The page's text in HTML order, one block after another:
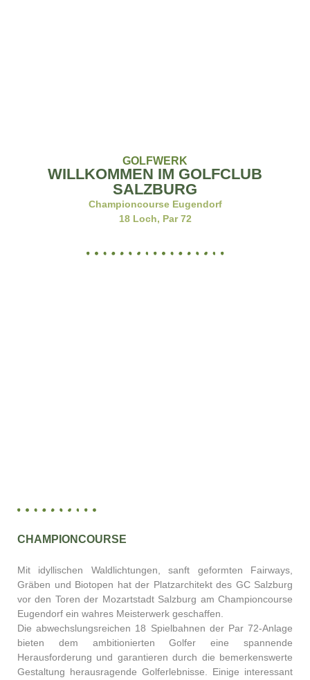
GOLFWERK
WILLKOMMEN IM GOLFCLUB
SALZBURG
Championcourse Eugendorf
18 Loch, Par 72
CHAMPIONCOURSE
Mit idyllischen Waldlichtungen, sanft geformten Fairways,
Gräben und Biotopen hat der Platzarchitekt des GC Salzburg
vor den Toren der Mozartstadt Salzburg am Championcourse
Eugendorf ein wahres Meisterwerk geschaffen.
Die abwechslungsreichen 18 Spielbahnen der Par 72-Anlage
bieten dem ambitionierten Golfer eine spannende
Herausforderung und garantieren durch die bemerkenswerte
Gestaltung herausragende Golferlebnisse. Einige interessant